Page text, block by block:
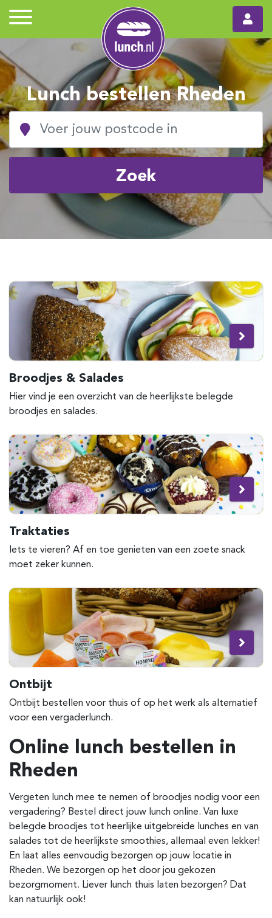
Lunch bestellen Rheden
Zoek
Broodjes & Salades
Hier vind je een overzicht van de heerlijkste belegde
broodjes en salades.
Traktaties
Iets te vieren? Af en toe genieten van een zoete snack
moet zeker kunnen.
Ontbijt
Ontbijt bestellen voor thuis of op het werk als alternatief
voor een vergaderlunch.
Online lunch bestellen in
Rheden
Vergeten lunch mee te nemen of broodjes nodig voor een
vergadering? Bestel direct jouw lunch online. Van luxe
belegde broodjes tot heerlijke uitgebreide lunches en van
salades tot de heerlijkste smoothies, allemaal even lekker!
En laat alles eenvoudig bezorgen op jouw locatie in
Rheden. We bezorgen op het door jou gekozen
bezorgmoment. Liever lunch thuis laten bezorgen? Dat
kan natuurlijk ook!